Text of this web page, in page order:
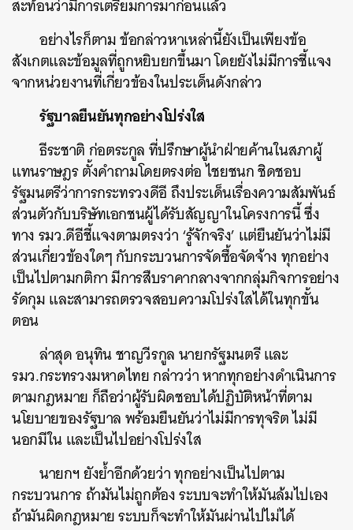
สะท้อนว่ามีการเตรียมการมาก่อนแล้ว
อย่างไรก็ตาม ข้อกล่าวหาเหล่านี้ยังเป็นเพียงข้อ
สังเกตและข้อมูลที่ถูกหยิบยกขึ้นมา โดยยังไม่มีการชี้แจง
จากหน่วยงานที่เกี่ยวข้องในประเด็นดังกล่าว
รัฐบาลยืนยันทุกอย่างโปร่งใส
ธีระชาติ ก่อตระกูล ที่ปรึกษาผู้นำฝ่ายค้านในสภาผู้
แทนราษฎร ตั้งคำถามโดยตรงต่อ ไชยชนก ชิดชอบ
รัฐมนตรีว่าการกระทรวงดีอี ถึงประเด็นเรื่องความสัมพันธ์
ส่วนตัวกับบริษัทเอกชนผู้ได้รับสัญญาในโครงการนี้ ซึ่ง
ทาง รมว.ดีอีชี้แจงตามตรงว่า ‘รู้จักจริง’ แต่ยืนยันว่าไม่มี
ส่วนเกี่ยวข้องใดๆ กับกระบวนการจัดซื้อจัดจ้าง ทุกอย่าง
เป็นไปตามกติกา มีการสืบราคากลางจากกลุ่มกิจการอย่าง
รัดกุม และสามารถตรวจสอบความโปร่งใสได้ในทุกขั้น
ตอน
ล่าสุด อนุทิน ชาญวีรกูล นายกรัฐมนตรี และ
รมว.กระทรวงมหาดไทย กล่าวว่า หากทุกอย่างดำเนินการ
ตามกฎหมาย ก็ถือว่าผู้รับผิดชอบได้ปฏิบัติหน้าที่ตาม
นโยบายของรัฐบาล พร้อมยืนยันว่าไม่มีการทุจริต ไม่มี
นอกมีใน และเป็นไปอย่างโปร่งใส
นายกฯ ยังย้ำอีกด้วยว่า ทุกอย่างเป็นไปตาม
กระบวนการ ถ้ามันไม่ถูกต้อง ระบบจะทำให้มันล้มไปเอง
ถ้ามันผิดกฎหมาย ระบบก็จะทำให้มันผ่านไปไม่ได้